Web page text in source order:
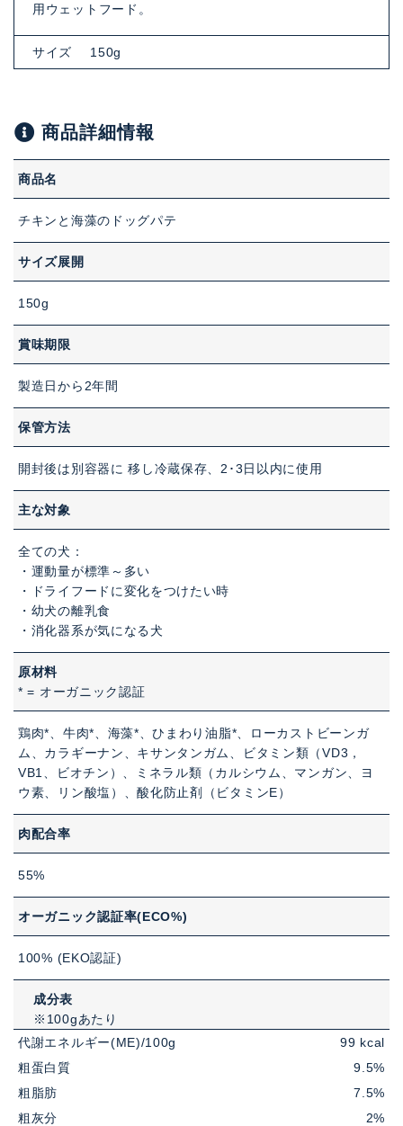
用ウェットフード。
サイズ 150g
商品詳細情報
商品名
チキンと海藻のドッグパテ
サイズ展開
150g
賞味期限
製造日から2年間
保管方法
開封後は別容器に 移し冷蔵保存、2･3日以内に使用
主な対象
全ての犬：
・運動量が標準～多い
・ドライフードに変化をつけたい時
・幼犬の離乳食
・消化器系が気になる犬
原材料
* = オーガニック認証
鶏肉*、牛肉*、海藻*、ひまわり油脂*、ローカストビーンガ
ム、カラギーナン、キサンタンガム、ビタミン類（VD3，
VB1、ビオチン）、ミネラル類（カルシウム、マンガン、ヨ
ウ素、リン酸塩）、酸化防止剤（ビタミンE）
肉配合率
55%
オーガニック認証率(ECO%)
100% (EKO認証)
成分表
※100gあたり
代謝エネルギー(ME)/100g
99 kcal
粗蛋白質
9.5%
粗脂肪
7.5%
粗灰分
2%